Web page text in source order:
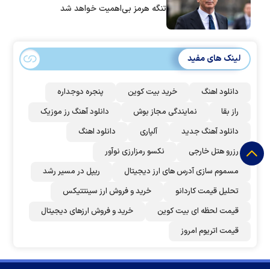
تنگه هرمز بی‌اهمیت خواهد شد
لینک های مفید
دانلود اهنگ خرید بیت کوین
پنجره دوجداره
راز بقا
نمایندگی مجاز بوش
دانلود آهنگ رز‌ موزیک
دانلود آهنگ جدید
آلپاری
دانلود اهنگ
رزرو هتل خارجی
نکسو رمزارزی نوآور
مسموم سازی آدرس های ارز دیجیتال
ریپل در مسیر رشد
تحلیل قیمت کاردانو
خرید و فروش ارز سینتتیکس
قیمت لحظه ای بیت کوین
خرید و فروش ارزهای دیجیتال
قیمت اتریوم امروز